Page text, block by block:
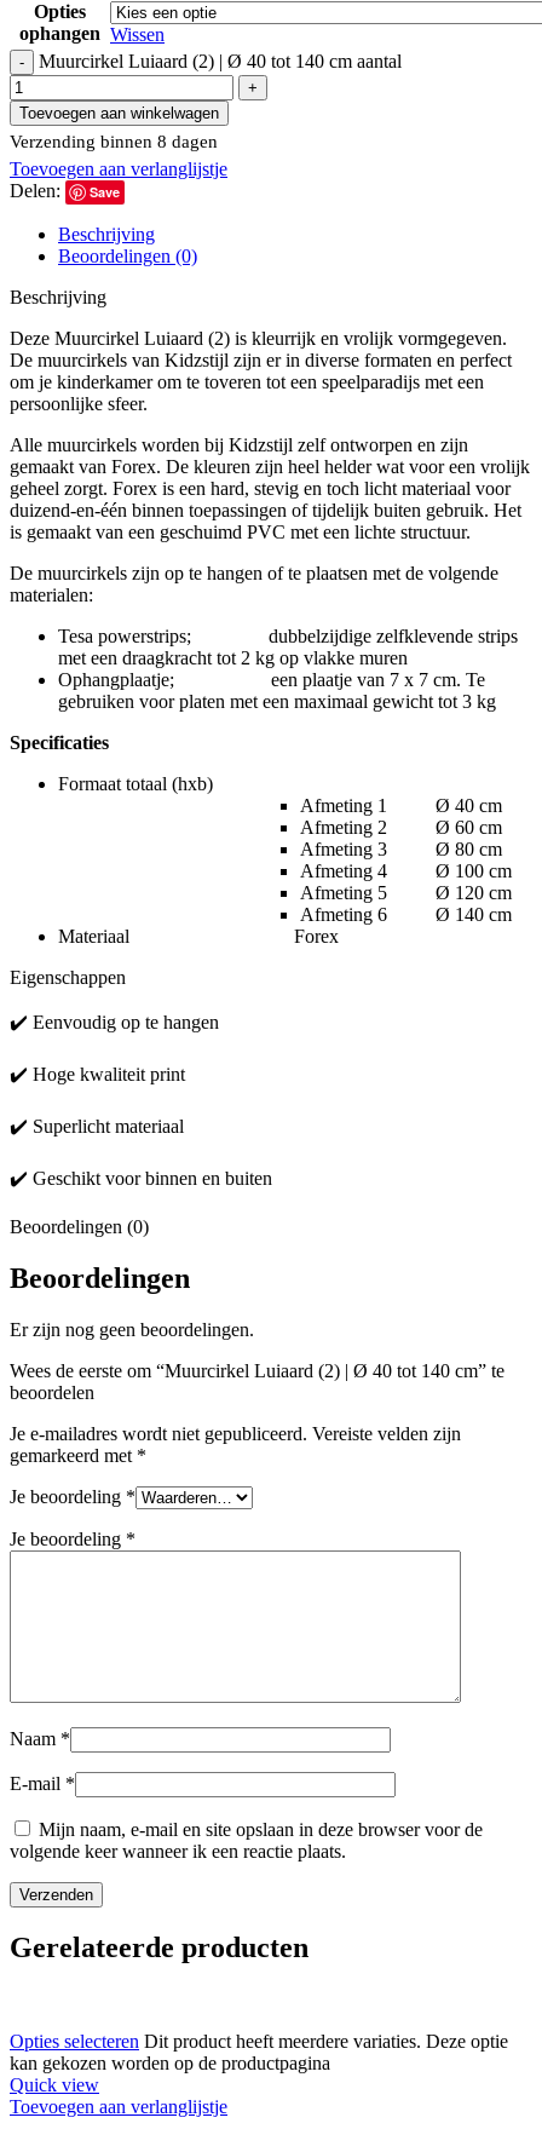
Opties
ophangen Wissen
Muurcirkel Luiaard (2) | Ø 40 tot 140 cm aantal
Toevoegen aan winkelwagen
Verzending binnen 8 dagen
Toevoegen aan verlanglijstje
Delen:
Save
Beschrijving
Beoordelingen (0)
Beschrijving
Deze Muurcirkel Luiaard (2) is kleurrijk en vrolijk vormgegeven.
De muurcirkels van Kidzstijl zijn er in diverse formaten en perfect
om je kinderkamer om te toveren tot een speelparadijs met een
persoonlijke sfeer.
Alle muurcirkels worden bij Kidzstijl zelf ontworpen en zijn
gemaakt van Forex. De kleuren zijn heel helder wat voor een vrolijk
geheel zorgt. Forex is een hard, stevig en toch licht materiaal voor
duizend-en-één binnen toepassingen of tijdelijk buiten gebruik. Het
is gemaakt van een geschuimd PVC met een lichte structuur.
De muurcirkels zijn op te hangen of te plaatsen met de volgende
materialen:
Tesa powerstrips; dubbelzijdige zelfklevende strips
met een draagkracht tot 2 kg op vlakke muren
Ophangplaatje; een plaatje van 7 x 7 cm. Te
gebruiken voor platen met een maximaal gewicht tot 3 kg
Specificaties
Formaat totaal (hxb)
Afmeting 1 Ø 40 cm
Afmeting 2 Ø 60 cm
Afmeting 3 Ø 80 cm
Afmeting 4 Ø 100 cm
Afmeting 5 Ø 120 cm
Afmeting 6 Ø 140 cm
Materiaal Forex
Eigenschappen
✔️ Eenvoudig op te hangen
✔️ Hoge kwaliteit print
✔️ Superlicht materiaal
✔️ Geschikt voor binnen en buiten
Beoordelingen (0)
Beoordelingen
Er zijn nog geen beoordelingen.
Wees de eerste om “Muurcirkel Luiaard (2) | Ø 40 tot 140 cm” te
beoordelen
Je e-mailadres wordt niet gepubliceerd. Vereiste velden zijn
gemarkeerd met *
Je beoordeling *
Je beoordeling *
Naam *
E-mail *
Mijn naam, e-mail en site opslaan in deze browser voor de
volgende keer wanneer ik een reactie plaats.
Gerelateerde producten
Opties selecteren Dit product heeft meerdere variaties. Deze optie
kan gekozen worden op de productpagina
Quick view
Toevoegen aan verlanglijstje